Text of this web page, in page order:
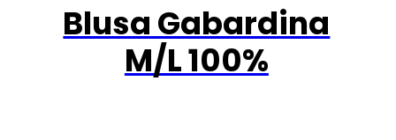
Blusa Gabardina
M/L 100%